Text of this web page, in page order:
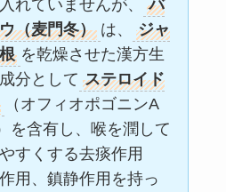
れていませんが、
バ
（麦門冬） は、
ジャ
を乾燥させた漢方生
分として ステロイド
（オフィオポゴニンA
を含有し、喉を潤して
すくする去痰作用
用、鎮静作用を持っ